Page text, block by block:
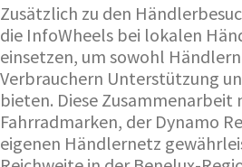
Zusätzlich zu den
die InfoWheels bei lokalen
einsetzen, um sowohl
Verbrauchern Unterstützung
bieten. Diese Zusammenarbeit
Fahrradmarken, der Dynamo
eigenen Händlernetz